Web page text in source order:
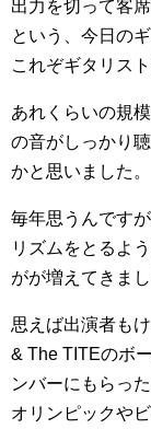
出力を切って客
という、今日の
これぞギタリス
あれくらいの規
の音がしっかり
かと思いました。
毎年思うんです
リズムをとるよ
がが増えてきまし
思えば出演者も
& The TITEのボ
ンバーにもらっ
オリンピックや